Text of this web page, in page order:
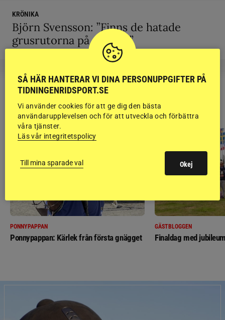
KRÖNIKA
Björn Svensson: ”Finns de hatade
grusrutorna på riktigt?”
RIDSPORT
BLOGGAR
PONNYPAPPAN
Ponnypappan: Kärlek från första gnägget
GÄSTBLOGGEN
Finaldag med
SÅ HÄR HANTERAR VI DINA PERSONUPPGIFTER PÅ
TIDNINGENRIDSPORT.SE
Vi använder cookies för att ge dig den bästa
användarupplevelsen och för att utveckla och förbättra
våra tjänster.
Läs vår integritetspolicy
Till mina sparade val Okej